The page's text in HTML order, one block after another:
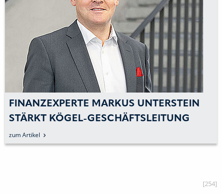
FINANZEXPERTE MARKUS UNTERSTEIN
STÄRKT KÖGEL-GESCHÄFTSLEITUNG
zum Artikel
[254]